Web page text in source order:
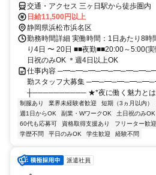
交通・アクセス 三ヶ日駅から徒歩圏内
日給11,500円以上
静岡県浜松市浜名区
勤務時間詳細 実働時間：1日あたり8時
り4日 〜 20日 ■■夜勤■■20:00～5:00(
日祝のみOK ＊週4日以上OK
仕事内容
勤スタッフ大募集
┼────────── ★*夜に働く魅力と
制服あり 業界未経験者歓迎 短期（3ヵ月以内）
週1日からOK
副業・WワークOK 土日祝のみOK
60代も応募可
資格取得支援あり フリーター歓迎
学歴不問
平日のみOK 学生歓迎 経験不問
派遣社員